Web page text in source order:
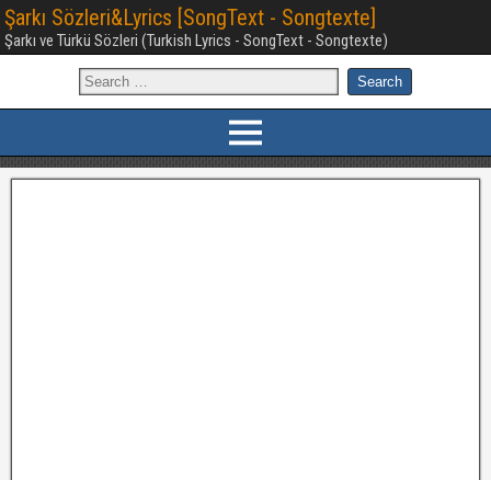
Şarkı Sözleri&Lyrics [SongText - Songtexte]
Şarkı ve Türkü Sözleri (Turkish Lyrics - SongText - Songtexte)